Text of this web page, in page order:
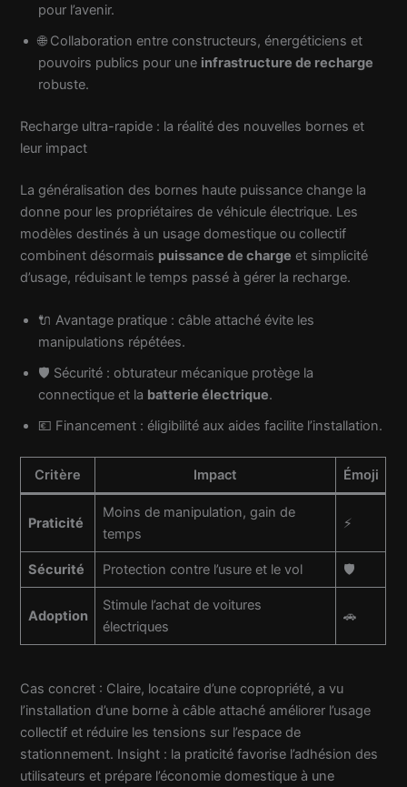
pour l’avenir.
🌐 Collaboration entre constructeurs, énergéticiens et
pouvoirs publics pour une infrastructure de recharge
robuste.
Recharge ultra-rapide : la réalité des nouvelles bornes et
leur impact
La généralisation des bornes haute puissance change la
donne pour les propriétaires de véhicule électrique. Les
modèles destinés à un usage domestique ou collectif
combinent désormais puissance de charge et simplicité
d’usage, réduisant le temps passé à gérer la recharge.
🔌 Avantage pratique : câble attaché évite les
manipulations répétées.
🛡️ Sécurité : obturateur mécanique protège la
connectique et la batterie électrique.
💶 Financement : éligibilité aux aides facilite l’installation.
Critère Impact Émoji
Praticité
Moins de manipulation, gain de
temps
⚡
Sécurité Protection contre l’usure et le vol 🛡️
Adoption
Stimule l’achat de voitures
électriques
🚗
Cas concret : Claire, locataire d’une copropriété, a vu
l’installation d’une borne à câble attaché améliorer l’usage
collectif et réduire les tensions sur l’espace de
stationnement. Insight : la praticité favorise l’adhésion des
utilisateurs et prépare l’économie domestique à une